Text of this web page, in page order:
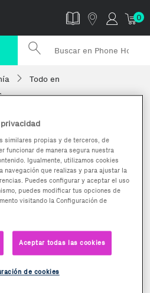
0
Todo en
similares propias y de terceros, de
funcionar de manera segura nuestra
Igualmente, utilizamos cookies
navegación que realizas y para ajustar la
Puedes configurar y aceptar el uso
puedes modificar tus opciones de
visitando la Configuración de
Aceptar todas las cookies
de cookies